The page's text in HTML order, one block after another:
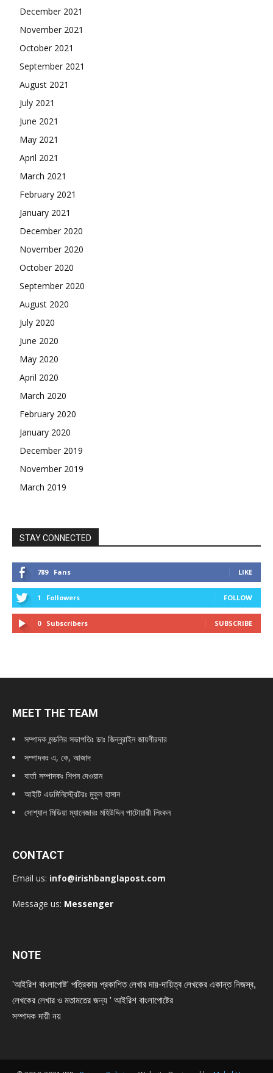
December 2021
November 2021
October 2021
September 2021
August 2021
July 2021
June 2021
May 2021
April 2021
March 2021
February 2021
January 2021
December 2020
November 2020
October 2020
September 2020
August 2020
July 2020
June 2020
May 2020
April 2020
March 2020
February 2020
January 2020
December 2019
November 2019
March 2019
STAY CONNECTED
789 Fans LIKE
1 Followers FOLLOW
0 Subscribers SUBSCRIBE
MEET THE TEAM
সম্পাদক মন্ডলির সভাপতিঃ ডাঃ জিন্নুরাইন জায়গীরদার
সম্পাদকঃ এ, কে, আজাদ
বার্তা সম্পাদকঃ শিপন দেওয়ান
আইটি এডমিনিস্ট্রেটরঃ মুকুল হাসান
সোশ্যাল মিডিয়া ম্যানেজারঃ মহিউদ্দিন পাটোয়ারী লিংকন
CONTACT
Email us: info@irishbanglapost.com
Message us: Messenger
NOTE
'আইরিশ বাংলাপোষ্ট' পত্রিকায় প্রকাশিত লেখার দায়-দায়িত্ব লেখকের একান্ত নিজস্ব,
লেখকের লেখার ও মতামতের জন্য ' আইরিশ বাংলাপোষ্টের
সম্পাদক দায়ী নয়